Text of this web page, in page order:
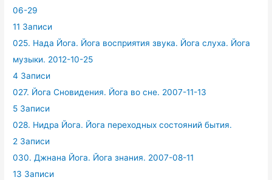
06-29
11 Записи
025. Нада Йога. Йога восприятия звука. Йога слуха. Йога
музыки. 2012-10-25
4 Записи
027. Йога Сновидения. Йога во сне. 2007-11-13
5 Записи
028. Нидра Йога. Йога переходных состояний бытия.
2 Записи
030. Джнана Йога. Йога знания. 2007-08-11
13 Записи